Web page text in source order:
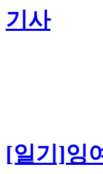
기사
[일기]잉